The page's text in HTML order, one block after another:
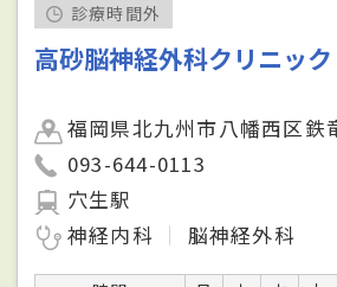
診療時間外
高砂脳神経外科クリニック
福岡県北九州市八幡西区鉄
093-644-0113
穴生駅
神経内科
脳神経外科